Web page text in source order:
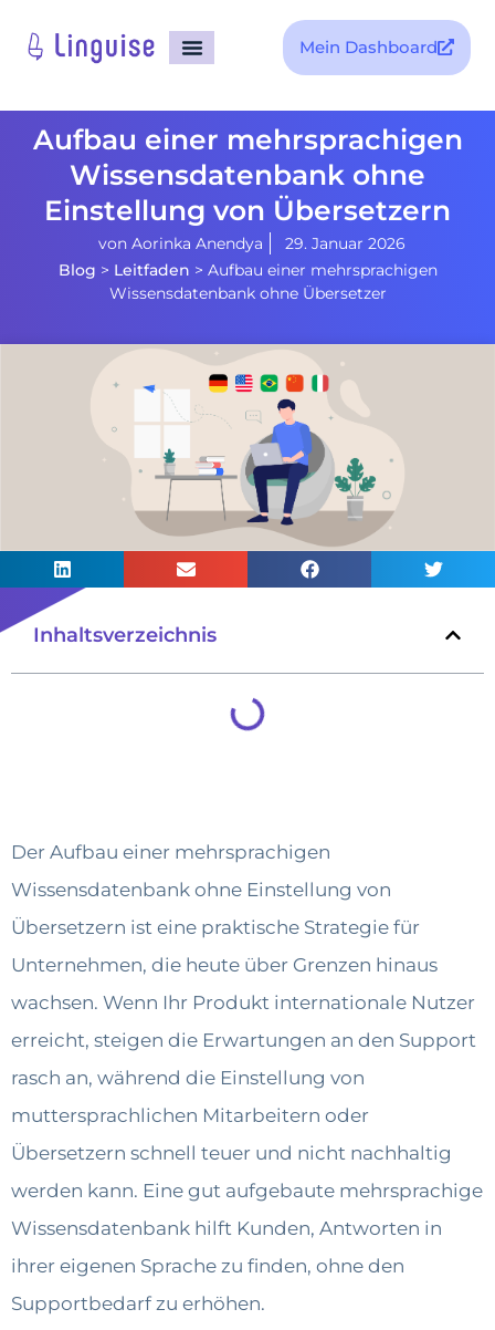
Mein Dashboard
Aufbau einer mehrsprachigen
Wissensdatenbank ohne
Einstellung von Übersetzern
von Aorinka Anendya
29. Januar 2026
Blog > Leitfaden > Aufbau einer mehrsprachigen
Wissensdatenbank ohne Übersetzer
Inhaltsverzeichnis
Der Aufbau einer mehrsprachigen
Wissensdatenbank ohne Einstellung von
Übersetzern ist eine praktische Strategie für
Unternehmen, die heute über Grenzen hinaus
wachsen. Wenn Ihr Produkt internationale Nutzer
erreicht, steigen die Erwartungen an den Support
rasch an, während die Einstellung von
muttersprachlichen Mitarbeitern oder
Übersetzern schnell teuer und nicht nachhaltig
werden kann. Eine gut aufgebaute mehrsprachige
Wissensdatenbank hilft Kunden, Antworten in
ihrer eigenen Sprache zu finden, ohne den
Supportbedarf zu erhöhen.